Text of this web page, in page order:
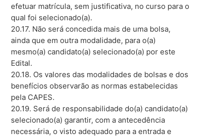
efetuar matrícula, sem justificativa, no curso para o
qual foi selecionado(a).
20.17. Não será concedida mais de uma bolsa,
ainda que em outra modalidade, para o(a)
mesmo(a) candidato(a) selecionado(a) por este
Edital.
20.18. Os valores das modalidades de bolsas e dos
benefícios observarão as normas estabelecidas
pela CAPES.
20.19. Será de responsabilidade do(a) candidato(a)
selecionado(a) garantir, com a antecedência
necessária, o visto adequado para a entrada e